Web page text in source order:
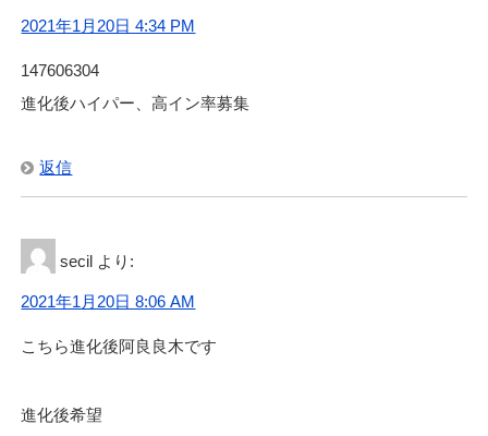
2021年1月20日 4:34 PM
147606304
進化後ハイパー、高イン率募集
返信
secil より:
2021年1月20日 8:06 AM
こちら進化後阿良良木です
進化後希望